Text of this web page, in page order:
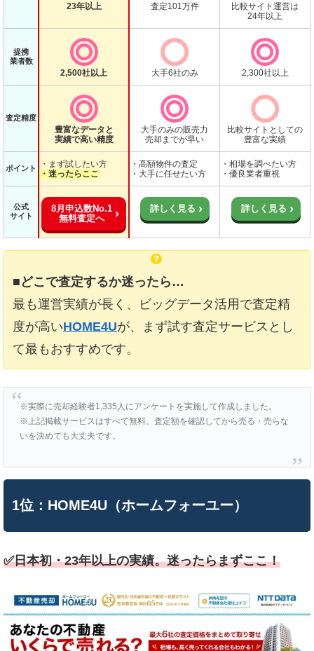
23年以上 査定101万件
比較サイト運営は
24年以上
提携
業者数
2,500社以上 大手6社のみ 2,300社以上
査定精度
豊富なデータと
実績で高い精度
大手のみの販売力
売却までが早い
比較サイトとしての
豊富な実績
ポイント
・まず試したい方
・迷ったらここ
・高額物件の査定
・大手に任せたい方
・相場を調べたい方
・優良業者重視
公式
サイト
8月申込数No.1
無料査定へ
詳しく見る 詳しく見る
■どこで査定するか迷ったら…
最も運営実績が長く、ビッグデータ活用で査定精
度が高いHOME4Uが、まず試す査定サービスとし
て最もおすすめです。
※実際に売却経験者1,335人にアンケートを実施して作成しました。
※上記掲載サービスはすべて無料。査定額を確認してから売る・売らな
いを決めても大丈夫です。
1位：HOME4U（ホームフォーユー）
✅️日本初・23年以上の実績。迷ったらまずここ！